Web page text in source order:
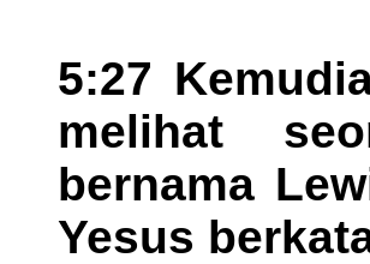
5:27
melihat
bernama
Yesus